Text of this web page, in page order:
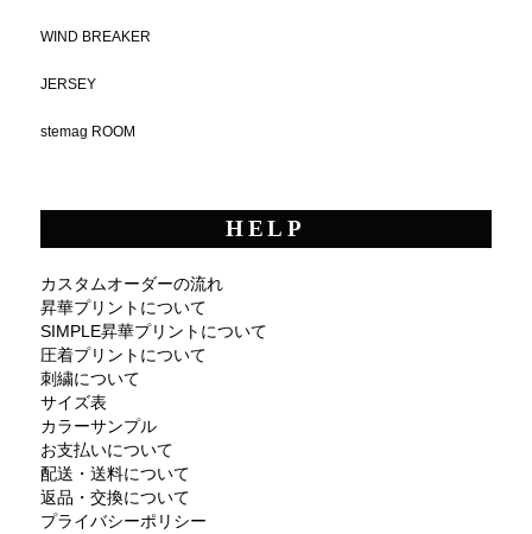
WIND BREAKER
JERSEY
stemag ROOM
HELP
カスタムオーダーの流れ
昇華プリントについて
SIMPLE昇華プリントについて
圧着プリントについて
刺繍について
サイズ表
カラーサンプル
お支払いについて
配送・送料について
返品・交換について
プライバシーポリシー